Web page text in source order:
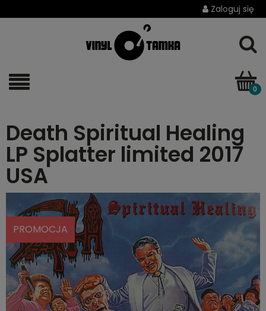
Zaloguj się
Death Spiritual Healing
LP Splatter limited 2017
USA
PROMOCJA